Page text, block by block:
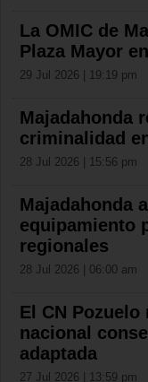
La OMIC de
Plaza Mayor
29 Jul 2026 | 19:19 pm
Majadahonda
criminalidad
28 Jul 2026 | 15:56 pm
Majadahonda
equipamiento
regionales
28 Jul 2026 | 06:00 am
El CN
nacional
adaptada
27 Jul 2026 | 13:59 pm